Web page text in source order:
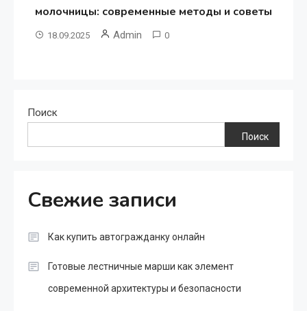
молочницы: современные методы и советы
18.09.2025 Admin 0
Поиск
Поиск
Свежие записи
Как купить автогражданку онлайн
Готовые лестничные марши как элемент
современной архитектуры и безопасности